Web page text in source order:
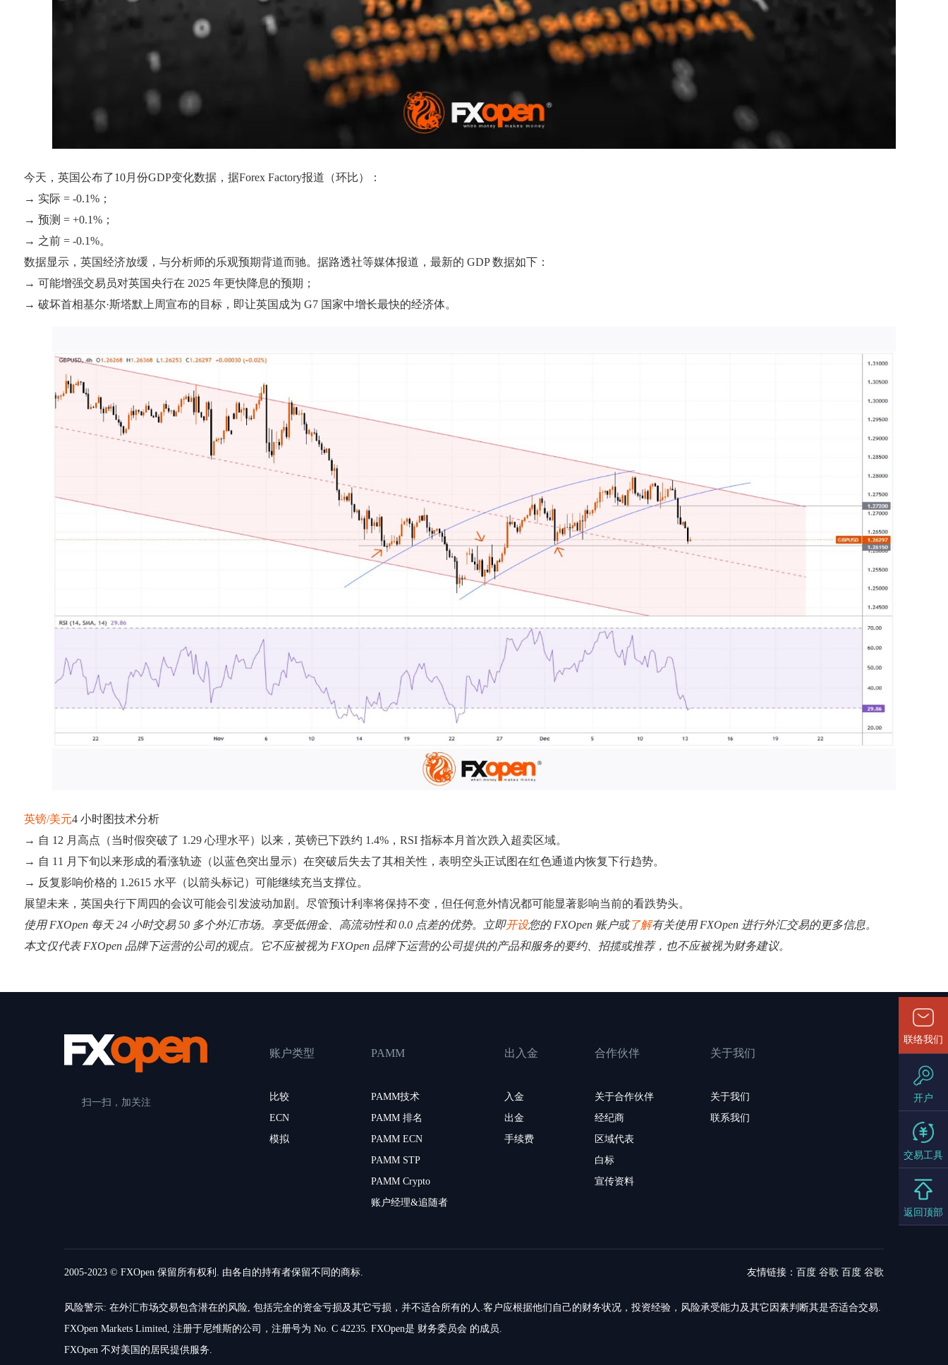
今天，英国公布了10月份GDP变化数据，据Forex Factory报道（环比）：
→ 实际 = -0.1%；
→ 预测 = +0.1%；
→ 之前 = -0.1%。
数据显示，英国经济放缓，与分析师的乐观预期背道而驰。据路透社等媒体报道，最新的 GDP 数据如下：
→ 可能增强交易员对英国央行在 2025 年更快降息的预期；
→ 破坏首相基尔·斯塔默上周宣布的目标，即让英国成为 G7 国家中增长最快的经济体。
英镑/美元4 小时图技术分析
→ 自 12 月高点（当时假突破了 1.29 心理水平）以来，英镑已下跌约 1.4%，RSI 指标本月首次跌入超卖区域。
→ 自 11 月下旬以来形成的看涨轨迹（以蓝色突出显示）在突破后失去了其相关性，表明空头正试图在红色通道内恢复下行趋势。
→ 反复影响价格的 1.2615 水平（以箭头标记）可能继续充当支撑位。
展望未来，英国央行下周四的会议可能会引发波动加剧。尽管预计利率将保持不变，但任何意外情况都可能显著影响当前的看跌势头。
使用 FXOpen 每天 24 小时交易 50 多个外汇市场。享受低佣金、高流动性和 0.0 点差的优势。立即开设您的 FXOpen 账户或了解有关使用 FXOpen 进行外汇交易的更多信息。
本文仅代表 FXOpen 品牌下运营的公司的观点。它不应被视为 FXOpen 品牌下运营的公司提供的产品和服务的要约、招揽或推荐，也不应被视为财务建议。
扫一扫，加关注
账户类型
比较
ECN
模拟
PAMM
PAMM技术
PAMM 排名
PAMM ECN
PAMM STP
PAMM Crypto
账户经理&追随者
出入金
入金
出金
手续费
合作伙伴
关于合作伙伴
经纪商
区域代表
白标
宣传资料
关于我们
关于我们
联系我们
2005-2023 © FXOpen 保留所有权利. 由各自的持有者保留不同的商标. 友情链接：百度 谷歌 百度 谷歌
风险警示: 在外汇市场交易包含潜在的风险, 包括完全的资金亏损及其它亏损，并不适合所有的人.客户应根据他们自己的财务状况，投资经验，风险承受能力及其它因素判断其是否适合交易.
FXOpen Markets Limited, 注册于尼维斯的公司，注册号为 No. C 42235. FXOpen是 财务委员会 的成员.
FXOpen 不对美国的居民提供服务.
联络我们
开户
交易工具
返回顶部